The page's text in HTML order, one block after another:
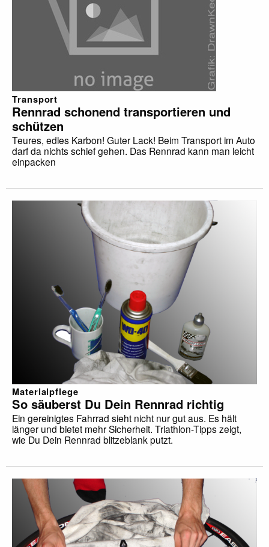
Transport
Rennrad schonend transportieren und
schützen
Teures, edles Karbon! Guter Lack! Beim Transport im Auto
darf da nichts schief gehen. Das Rennrad kann man leicht
einpacken
Materialpflege
So säuberst Du Dein Rennrad richtig
Ein gereinigtes Fahrrad sieht nicht nur gut aus. Es hält
länger und bietet mehr Sicherheit. Triathlon-Tipps zeigt,
wie Du Dein Rennrad blitzeblank putzt.